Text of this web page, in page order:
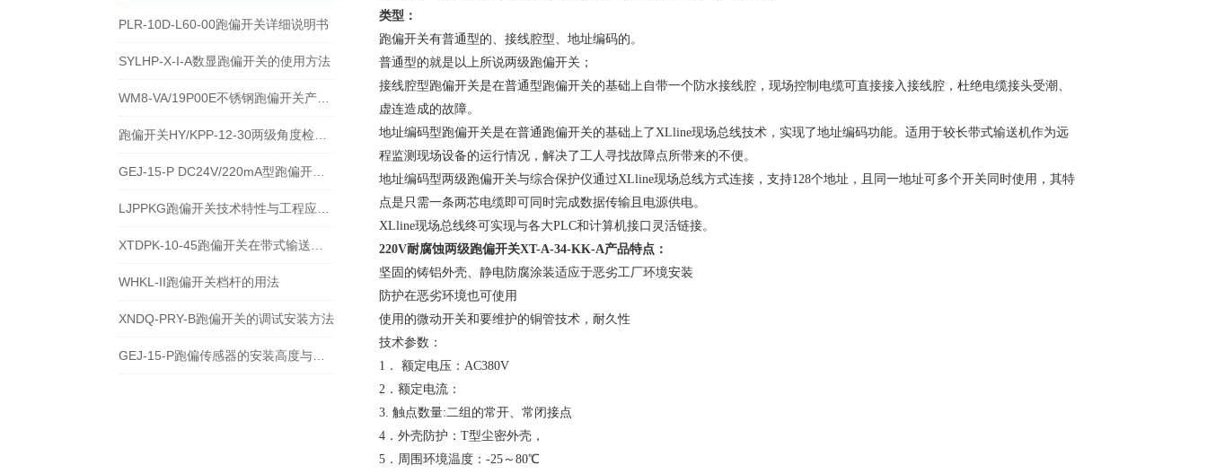
PLR-10D-L60-00跑偏开关详细说明书
SYLHP-X-I-A数显跑偏开关的使用方法
WHKL-II跑偏开关档杆的用法
XNDQ-PRY-B跑偏开关的调试安装方法
类型：
跑偏开关有普通型的、接线腔型、地址编码的。
普通型的就是以上所说两级跑偏开关；
接线腔型跑偏开关是在普通型跑偏开关的基础上自带一个防水接线腔，现场控制电缆可直接接入接线腔，杜绝电缆接头受潮、
虚连造成的故障。
地址编码型跑偏开关是在普通跑偏开关的基础上了XLline现场总线技术，实现了地址编码功能。适用于较长带式输送机作为远
程监测现场设备的运行情况，解决了工人寻找故障点所带来的不便。
地址编码型两级跑偏开关与综合保护仪通过XLline现场总线方式连接，支持128个地址，且同一地址可多个开关同时使用，其特
点是只需一条两芯电缆即可同时完成数据传输且电源供电。
XLline现场总线终可实现与各大PLC和计算机接口灵活链接。
220V耐腐蚀两级跑偏开关XT-A-34-KK-A​​产品特点：
坚固的铸铝外壳、静电防腐涂装适应于恶劣工厂环境安装
防护在恶劣环境也可使用
使用的微动开关和要维护的铜管技术，耐久性
技术参数：
1． 额定电压：AC380V
2．额定电流：
3. 触点数量:二组的常开、常闭接点
4．外壳防护：T型尘密外壳，
5．周围环境温度：-25～80℃